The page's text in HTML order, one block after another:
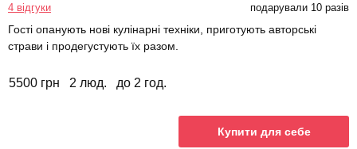
4 відгуки подарували 10 разів
Гості опанують нові кулінарні техніки, приготують авторські
страви і продегустують їх разом.
5500 грн 2 люд. до 2 год.
Купити для себе